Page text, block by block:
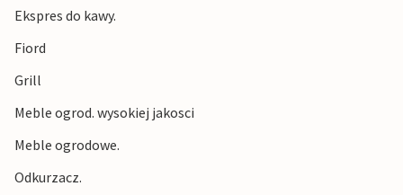
Rozpocznij dzień od wędrówki przez spokojny krajobraz w
pobliżu fiordów i ciesz się świeżym powietrzem. Następnie
lub łowiąc ryby. Podczas jednodniowych wycieczek można
szybko dotrzeć do wartych odwiedzenia miejsc, takich jak
Kristiansund. W odległości krótkiej, półgodzinnej jazdy
samochodem od domu znajduje się aktywna i autentyczna
Ekspres do kawy.
Fiord
Grill
Meble ogrod. wysokiej jakosci
Meble ogrodowe.
Odkurzacz.